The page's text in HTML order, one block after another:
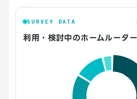
SURVEY DATA
利用・検討中のホームルータ